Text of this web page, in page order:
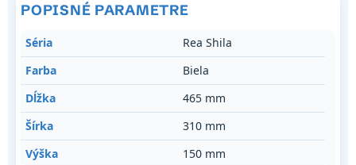
POPISNÉ PARAMETRE
Séria
Rea Shila
Farba
Biela
Dĺžka
465 mm
Šírka
310 mm
Výška
150 mm